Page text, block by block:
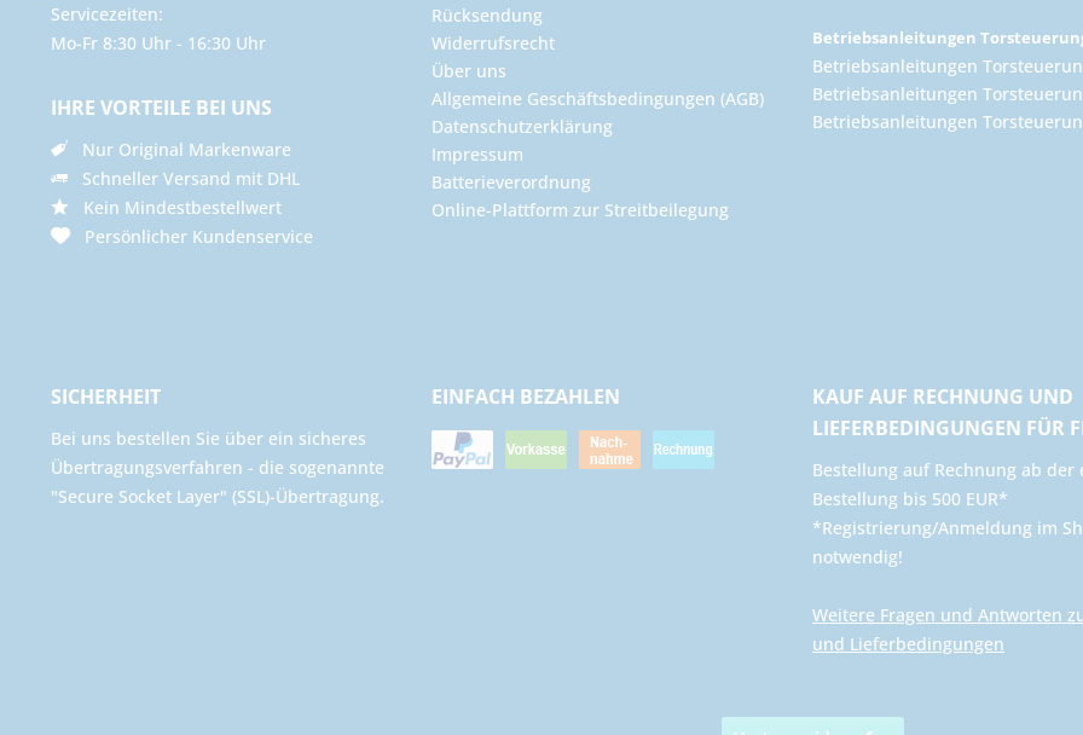
Servicezeiten:
Mo-Fr 8:30 Uhr - 16:30 Uhr
IHRE VORTEILE BEI UNS
Nur Original Markenware
Schneller Versand mit DHL
Kein Mindestbestellwert
Persönlicher Kundenservice
Rücksendung
Widerrufsrecht
Über uns
Allgemeine Geschäftsbedingungen (AGB)
Datenschutzerklärung
Impressum
Batterieverordnung
Online-Plattform zur Streitbeilegung
Betriebsanleitungen
Betriebsanleitungen
Betriebsanleitungen
Betriebsanleitungen
SICHERHEIT
Bei uns bestellen Sie über ein sicheres
Übertragungsverfahren - die sogenannte
"Secure Socket Layer" (SSL)-Übertragung.
EINFACH BEZAHLEN
KAUF AUF RECHNUNG UND
LIEFERBEDINGUNGEN FÜR
​Bestellung auf Rechnung ab der
Bestellung bis 500 EUR*
*Registrierung/Anmeldung im
notwendig!
Weitere Fragen und Antworten
und Lieferbedingungen